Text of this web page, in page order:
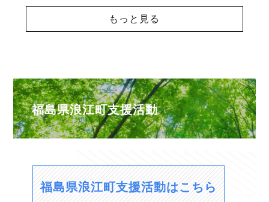
もっと見る
福島県浪江町支援活動
福島県浪江町支援活動はこちら